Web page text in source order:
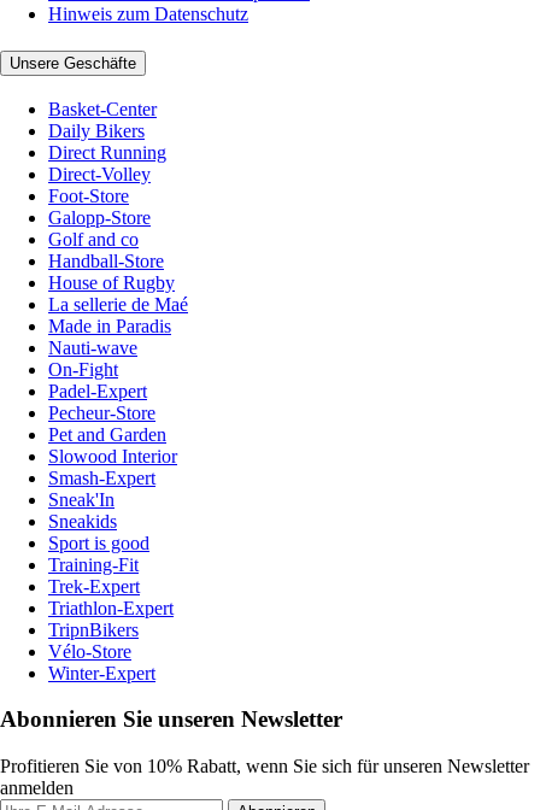
Hinweis zum Datenschutz
Unsere Geschäfte
Basket-Center
Daily Bikers
Direct Running
Direct-Volley
Foot-Store
Galopp-Store
Golf and co
Handball-Store
House of Rugby
La sellerie de Maé
Made in Paradis
Nauti-wave
On-Fight
Padel-Expert
Pecheur-Store
Pet and Garden
Slowood Interior
Smash-Expert
Sneak'In
Sneakids
Sport is good
Training-Fit
Trek-Expert
Triathlon-Expert
TripnBikers
Vélo-Store
Winter-Expert
Abonnieren Sie unseren Newsletter
Profitieren Sie von 10% Rabatt, wenn Sie sich für unseren Newsletter
anmelden